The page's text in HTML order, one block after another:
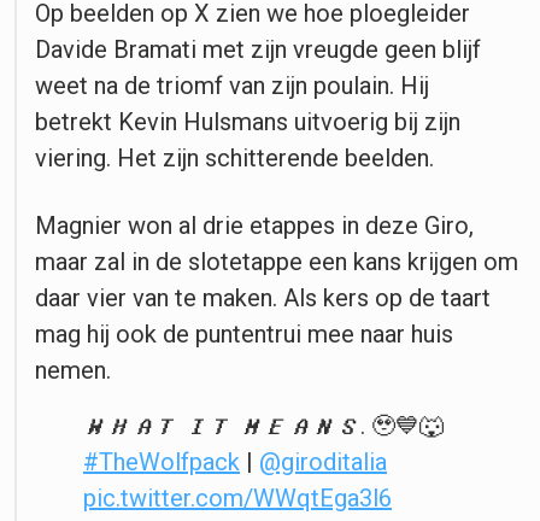
Op beelden op X zien we hoe ploegleider
Davide Bramati met zijn vreugde geen blijf
weet na de triomf van zijn poulain. Hij
betrekt Kevin Hulsmans uitvoerig bij zijn
viering. Het zijn schitterende beelden.
Magnier won al drie etappes in deze Giro,
maar zal in de slotetappe een kans krijgen om
daar vier van te maken. Als kers op de taart
mag hij ook de puntentrui mee naar huis
nemen.
𝙒𝙃𝘼𝙏 𝙄𝙏 𝙈𝙀𝘼𝙉𝙎. 🥹💙🐺
#TheWolfpack | @giroditalia
pic.twitter.com/WWqtEga3l6